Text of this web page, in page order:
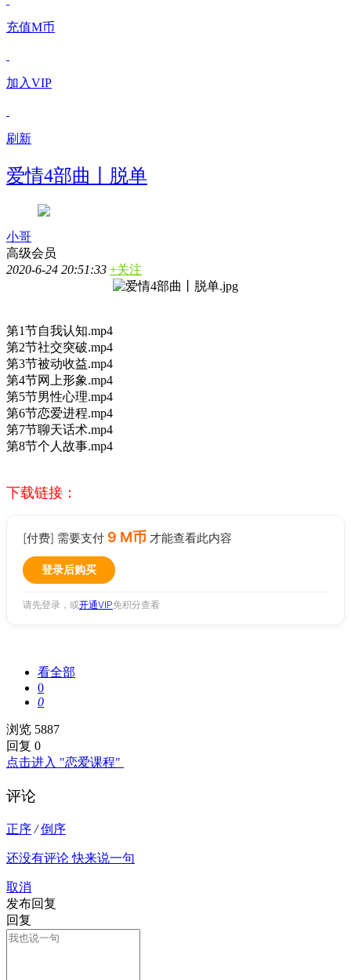
充值M币
加入VIP
刷新
爱情4部曲丨脱单
小哥
高级会员
2020-6-24 20:51:33 +关注
第1节自我认知.mp4
第2节社交突破.mp4
第3节被动收益.mp4
第4节网上形象.mp4
第5节男性心理.mp4
第6节恋爱进程.mp4
第7节聊天话术.mp4
第8节个人故事.mp4
下载链接：
[付费] 需要支付 9 M币 才能查看此内容
登录后购买
请先登录，或开通VIP免积分查看
看全部
0
0
浏览 5887
回复 0
点击进入 "恋爱课程"
评论
正序 / 倒序
还没有评论 快来说一句
取消
发布回复
回复